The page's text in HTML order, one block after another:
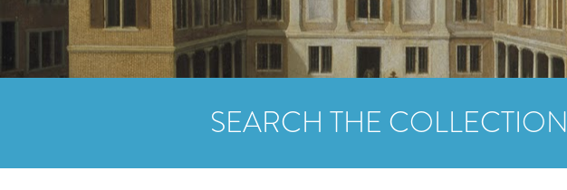
SEARCH THE COLLECTION